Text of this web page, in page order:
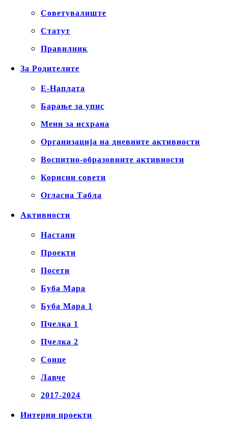
Советувалиште
Статут
Правилник
За Родителите
Е-Наплата
Барање за упис
Мени за исхрана
Организација на дневните активности
Воспитно-образовните активности
Корисни совети
Огласна Табла
Активности
Настани
Проекти
Посети
Буба Мара
Буба Мара 1
Пчелка 1
Пчелка 2
Сонце
Лавче
2017-2024
Интерни проекти